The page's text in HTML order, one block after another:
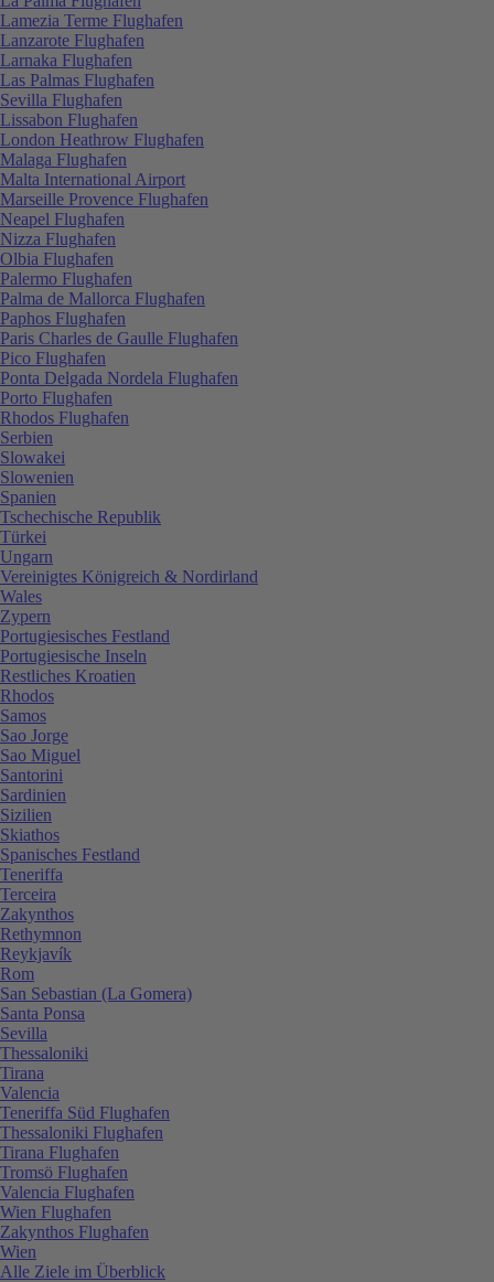
Lamezia Terme Flughafen
Lanzarote Flughafen
Larnaka Flughafen
Las Palmas Flughafen
Sevilla Flughafen
Lissabon Flughafen
London Heathrow Flughafen
Malaga Flughafen
Malta International Airport
Marseille Provence Flughafen
Neapel Flughafen
Nizza Flughafen
Olbia Flughafen
Palermo Flughafen
Palma de Mallorca Flughafen
Paphos Flughafen
Paris Charles de Gaulle Flughafen
Pico Flughafen
Ponta Delgada Nordela Flughafen
Porto Flughafen
Rhodos Flughafen
Serbien
Slowakei
Slowenien
Spanien
Tschechische Republik
Türkei
Ungarn
Vereinigtes Königreich & Nordirland
Wales
Zypern
Portugiesisches Festland
Portugiesische Inseln
Restliches Kroatien
Rhodos
Samos
Sao Jorge
Sao Miguel
Santorini
Sardinien
Sizilien
Skiathos
Spanisches Festland
Teneriffa
Terceira
Zakynthos
Rethymnon
Reykjavík
Rom
San Sebastian (La Gomera)
Santa Ponsa
Sevilla
Thessaloniki
Tirana
Valencia
Teneriffa Süd Flughafen
Thessaloniki Flughafen
Tirana Flughafen
Tromsö Flughafen
Valencia Flughafen
Wien Flughafen
Zakynthos Flughafen
Wien
Alle Ziele im Überblick